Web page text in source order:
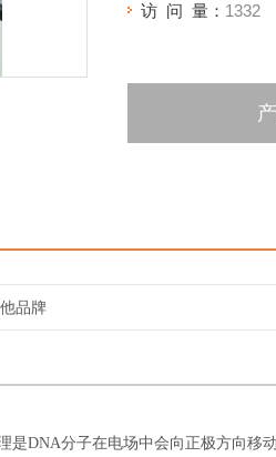
访 问 量： 1332
品牌
是DNA分子在电场中会向正极方向移